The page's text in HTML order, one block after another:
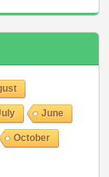
June
October